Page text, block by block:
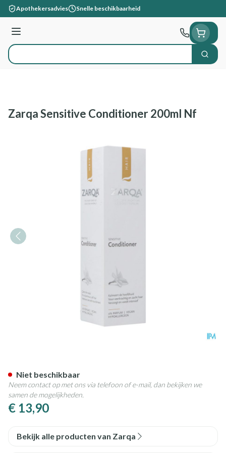
Ga naar de inhoud
Apothekersadvies Snelle beschikbaarheid
Menu
Product, merk, categorie... Zoek
Zarqa Sensitive Conditioner 200ml Nf
€ 13,90
Niet beschikbaar
Neem contact op met ons via telefoon of e-mail, dan bekijken we
samen de mogelijkheden.
Bekijk alle producten van Zarqa